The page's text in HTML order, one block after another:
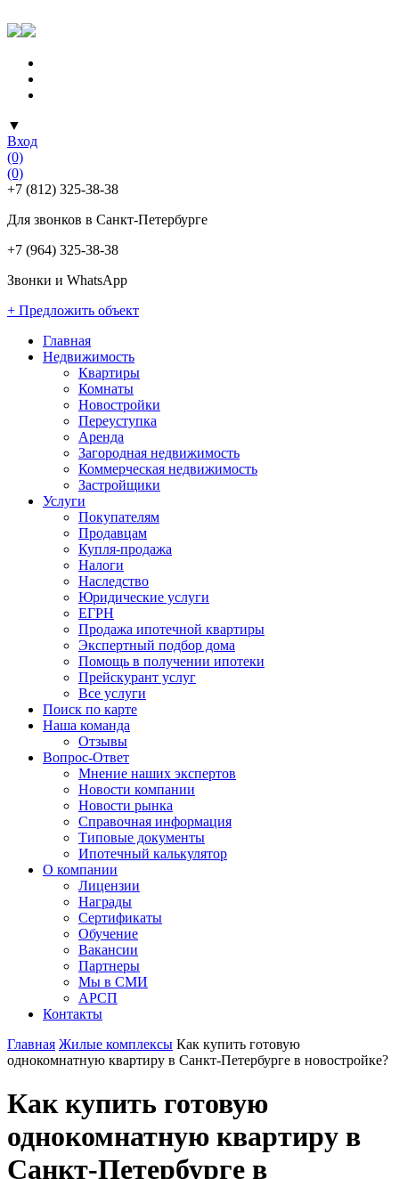
▼
Вход
(0)
(0)
+7 (812) 325-38-38
Для звонков в Санкт-Петербурге
+7 (964) 325-38-38
Звонки и WhatsApp
+ Предложить объект
Главная
Недвижимость
Квартиры
Комнаты
Новостройки
Переуступка
Аренда
Загородная недвижимость
Коммерческая недвижимость
Застройщики
Услуги
Покупателям
Продавцам
Купля-продажа
Налоги
Наследство
Юридические услуги
ЕГРН
Продажа ипотечной квартиры
Экспертный подбор дома
Помощь в получении ипотеки
Прейскурант услуг
Все услуги
Поиск по карте
Наша команда
Отзывы
Вопрос-Ответ
Мнение наших экспертов
Новости компании
Новости рынка
Справочная информация
Типовые документы
Ипотечный калькулятор
О компании
Лицензии
Награды
Сертификаты
Обучение
Вакансии
Партнеры
Мы в СМИ
АРСП
Контакты
Главная Жилые комплексы Как купить готовую
однокомнатную квартиру в Санкт-Петербурге в новостройке?
Как купить готовую
однокомнатную квартиру в
Санкт-Петербурге в